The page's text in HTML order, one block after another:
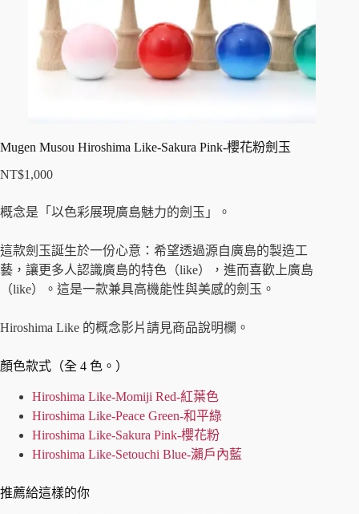
Mugen Musou Hiroshima Like-Sakura Pink-櫻花粉劍玉
NT$1,000
概念是「以色彩展現廣島魅力的劍玉」。
這款劍玉誕生於一份心意：希望透過源自廣島的製造工
藝，讓更多人認識廣島的特色（like），進而喜歡上廣島
（like）。這是一款兼具高機能性與美感的劍玉。
Hiroshima Like 的概念影片請見商品說明欄。
顏色款式（全 4 色。）
Hiroshima Like-Momiji Red-紅葉色
Hiroshima Like-Peace Green-和平綠
Hiroshima Like-Sakura Pink-櫻花粉
Hiroshima Like-Setouchi Blue-瀨戶內藍
推薦給這樣的你